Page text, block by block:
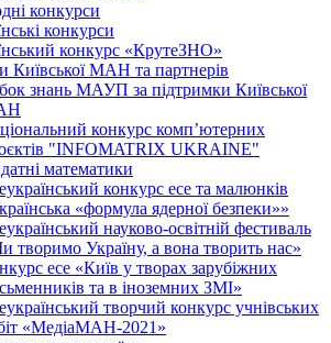
конкурси
конкурси
конкурс «КрутеЗНО»
Київської МАН та партнерів
знань МАУП за підтримки Київської
конкурс комп’ютерних
"INFOMATRIX UKRAINE"
математики
конкурс есе та малюнків
«формула ядерної безпеки»»
науково-освітній фестиваль
творимо Україну, а вона творить нас»
есе «Київ у творах зарубіжних
та в іноземних ЗМІ»
творчий конкурс учнівських
«МедіаМАН-2021»